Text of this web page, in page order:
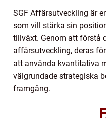
SGF Affärsutveckling är
som vill stärka sin
tillväxt. Genom att förstå
affärsutveckling, deras
att använda kvantitativa
välgrundade strategiska
framgång.